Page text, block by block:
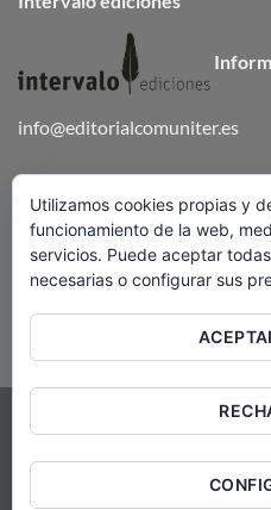
info@editorialcomuniter.es
ENVÍOS Y DEVOLUCIONES
TÉRMINOS Y
Utilizamos cookies propias y
funcionamiento de la web,
servicios. Puede aceptar
necesarias o configurar sus